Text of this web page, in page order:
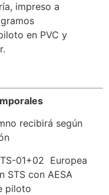
impreso a
en PVC y
recibirá según
01+02 Europea
STS con AESA
piloto